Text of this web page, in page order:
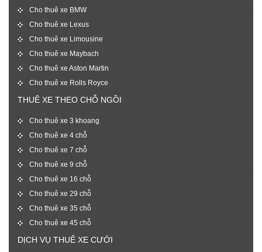
Cho thuê xe BMW
Cho thuê xe Lexus
Cho thuê xe Limousine
Cho thuê xe Maybach
Cho thuê xe Aston Martin
Cho thuê xe Rolls Royce
THUÊ XE THEO CHỖ NGỒI
Cho thuê xe 3 khoang
Cho thuê xe 4 chỗ
Cho thuê xe 7 chỗ
Cho thuê xe 9 chỗ
Cho thuê xe 16 chỗ
Cho thuê xe 29 chỗ
Cho thuê xe 35 chỗ
Cho thuê xe 45 chỗ
DỊCH VỤ THUÊ XE CƯỚI